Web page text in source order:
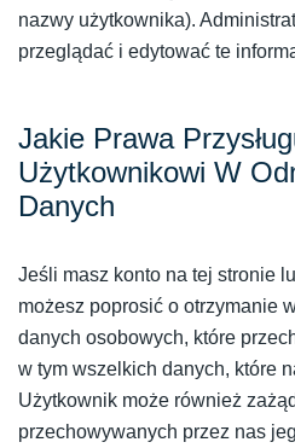
nazwy użytkownika).
przeglądać i edytować te
Jakie Prawa
Użytkownikowi W
Danych
Jeśli masz konto na tej stronie
możesz poprosić o otrzymanie
danych osobowych, które
w tym wszelkich danych, które
Użytkownik może również
przechowywanych przez nas